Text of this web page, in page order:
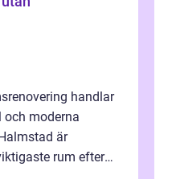
handlar
och moderna
är
rum efter